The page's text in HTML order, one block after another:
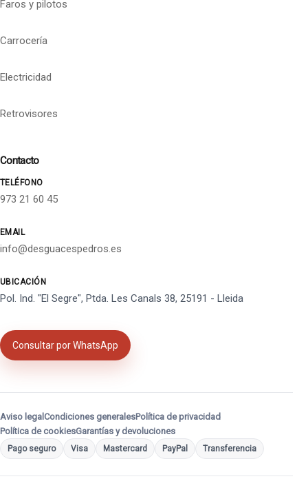
Faros y pilotos
Carrocería
Electricidad
Retrovisores
Contacto
TELÉFONO
973 21 60 45
EMAIL
info@desguacespedros.es
UBICACIÓN
Pol. Ind. "El Segre", Ptda. Les Canals 38, 25191 - Lleida
Consultar por WhatsApp
Aviso legal Condiciones generalesPolítica de privacidad
Política de cookiesGarantías y devoluciones
Pago seguro Visa Mastercard PayPal Transferencia